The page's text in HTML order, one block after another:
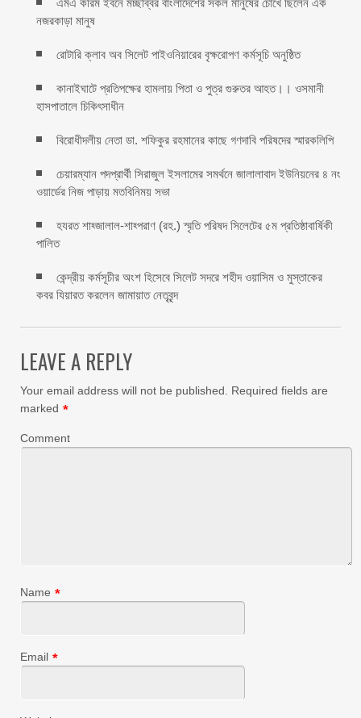
নজরকাড়া মানুষ ‎
রোটারি ক্লাব অব সিলেট পাইওনিয়ারের বৃক্ষরোপণ কর্মসূচি অনুষ্ঠিত
কানাইঘাটে প্রতিপক্ষের হামলায় পিতা ও পুত্র গুরুতর আহত।। ওসমানী
হাসপাতালে চিকিৎসাধীন
বিরোধীদলীয় নেতা ডা. শফিকুর রহমানের কাছে গণদাবি পরিষদের স্মারকলিপি ‎
চেয়ারম্যান পদপ্রার্থী সিরাজুল ইসলামের সমর্থনে জালালাবাদ ইউনিয়নের ৪ নং
ওয়ার্ডের নিজ পাড়ায় মতবিনিময় সভা
হযরত শাহ্জালাল-শাহ্পরাণ (রহ.) স্মৃতি পরিষদ সিলেটের ৫ম প্রতিষ্ঠাবার্ষিকী
পালিত ‎​
কেন্দ্রীয় কর্মসূচীর অংশ হিসেবে সিলেট সদরে শহীদ ওয়াসিম ও মুস্তাকের
কবর যিয়ারত করলেন জামায়াত নেতৃবৃন্দ ‎
LEAVE A REPLY
Your email address will not be published.
Required fields are
marked *
Comment
Name *
Email *